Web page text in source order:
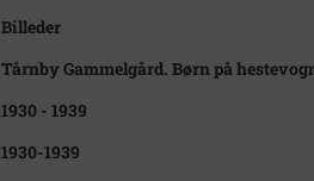
Billeder
Tårnby Gammelgård. Børn på
1930 - 1939
1930-1939